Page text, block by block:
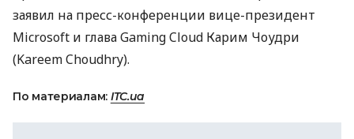
заявил на пресс-конференции вице-президент
Microsoft и глава Gaming Cloud Карим Чоудри
(Kareem Choudhry).
По материалам: ITC.ua